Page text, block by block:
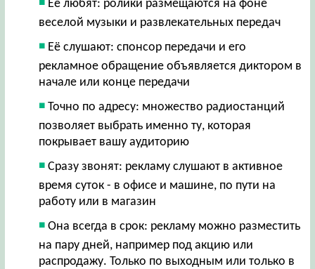
Её любят: ролики размещаются на фоне
веселой музыки и развлекательных передач
Её слушают: спонсор передачи и его
рекламное обращение объявляется диктором в
начале или конце передачи
Точно по адресу: множество радиостанций
позволяет выбрать именно ту, которая
покрывает вашу аудиторию
Сразу звонят: рекламу слушают в активное
время суток - в офисе и машине, по пути на
работу или в магазин
Она всегда в срок: рекламу можно разместить
на пару дней, например под акцию или
распродажу. Только по выходным или только в